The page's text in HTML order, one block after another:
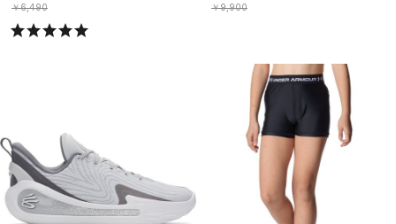
￥6,490
￥9,900